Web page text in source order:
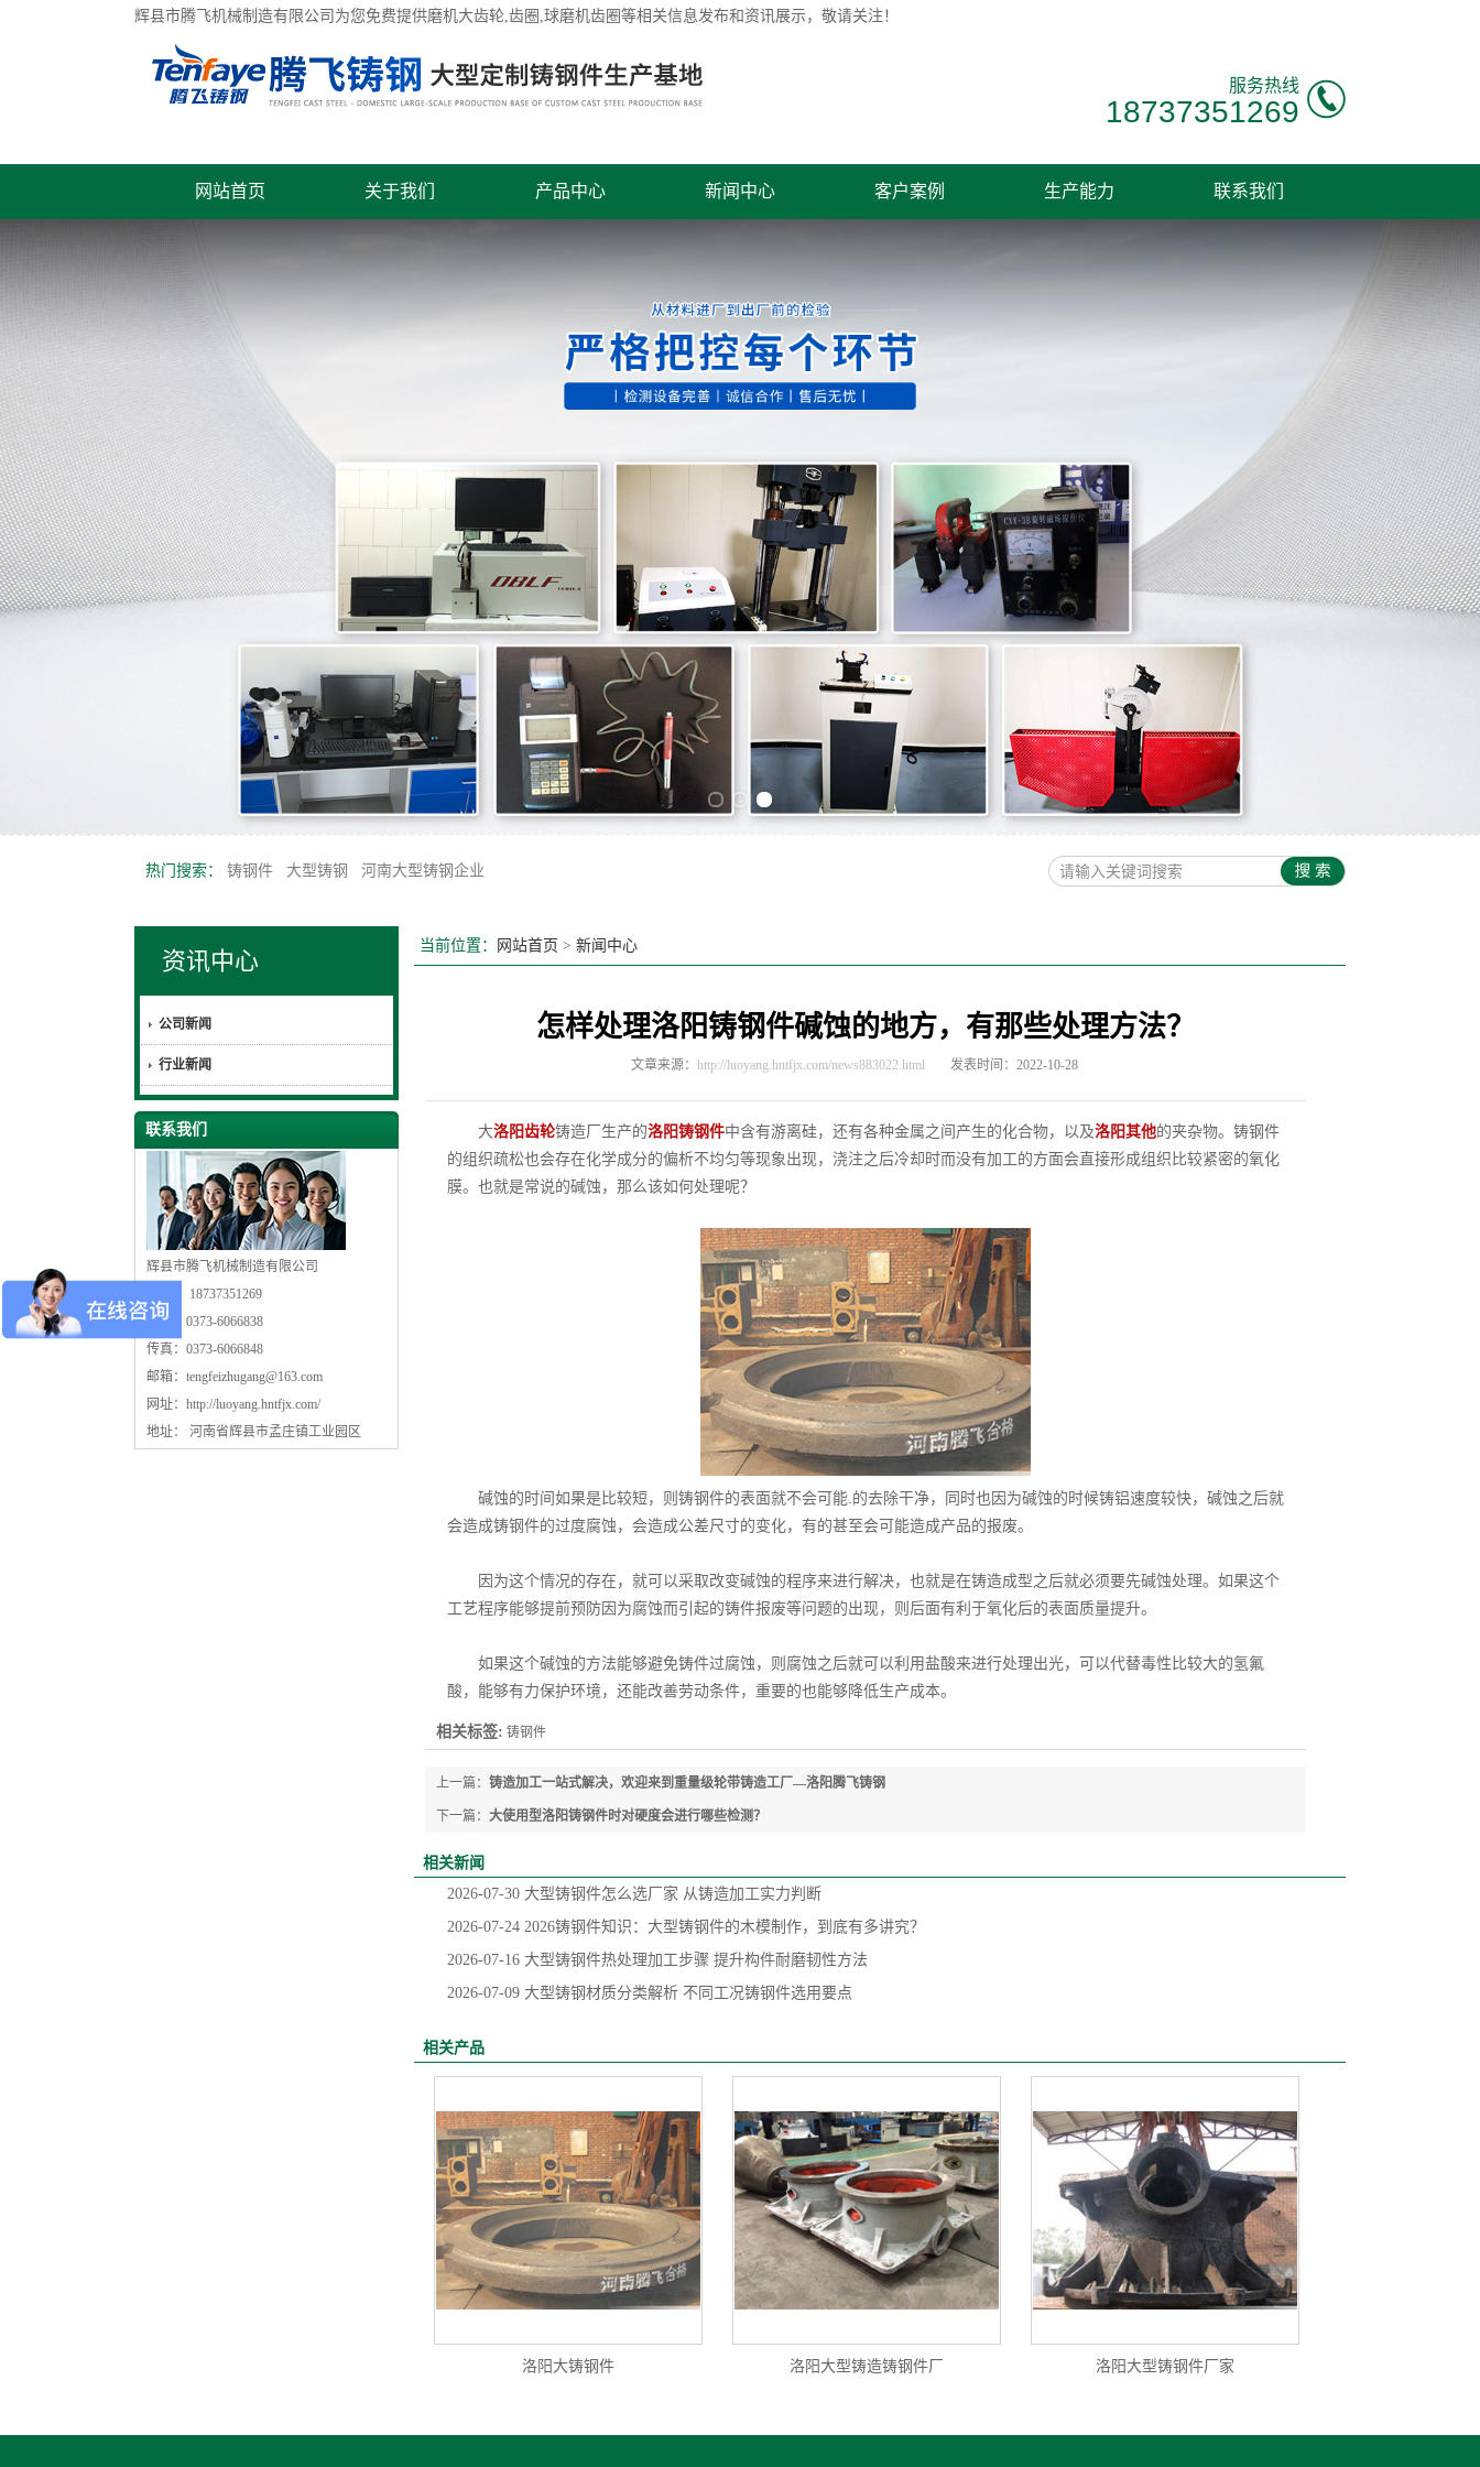
辉县市腾飞机械制造有限公司为您免费提供磨机大齿轮,齿圈,球磨机齿圈等相关信息发布和资讯展示，敬请关注！
服务热线
18737351269
网站首页 关于我们 产品中心 新闻中心 客户案例 生产能力 联系我们
热门搜索： 铸钢件 大型铸钢 河南大型铸钢企业
资讯中心
公司新闻
行业新闻
联系我们
辉县市腾飞机械制造有限公司
手机： 18737351269
电话：0373-6066838
传真：0373-6066848
邮箱： tengfeizhugang@163.com
网址： http://luoyang.hntfjx.com/
地址： 河南省辉县市孟庄镇工业园区
当前位置： 网站首页 > 新闻中心
怎样处理洛阳铸钢件碱蚀的地方，有那些处理方法？
文章来源： http://luoyang.hntfjx.com/news883022.html 发表时间：2022-10-28
大洛阳齿轮铸造厂生产的洛阳铸钢件中含有游离硅，还有各种金属之间产生的化合物，以及洛阳其他的夹杂物。铸钢件
的组织疏松也会存在化学成分的偏析不均匀等现象出现，浇注之后冷却时而没有加工的方面会直接形成组织比较紧密的氧化
膜。也就是常说的碱蚀，那么该如何处理呢？
碱蚀的时间如果是比较短，则铸钢件的表面就不会可能.的去除干净，同时也因为碱蚀的时候铸铝速度较快，碱蚀之后就
会造成铸钢件的过度腐蚀，会造成公差尺寸的变化，有的甚至会可能造成产品的报废。
因为这个情况的存在，就可以采取改变碱蚀的程序来进行解决，也就是在铸造成型之后就必须要先碱蚀处理。如果这个
工艺程序能够提前预防因为腐蚀而引起的铸件报废等问题的出现，则后面有利于氧化后的表面质量提升。
如果这个碱蚀的方法能够避免铸件过腐蚀，则腐蚀之后就可以利用盐酸来进行处理出光，可以代替毒性比较大的氢氟
酸，能够有力保护环境，还能改善劳动条件，重要的也能够降低生产成本。
相关标签: 铸钢件
上一篇： 铸造加工一站式解决，欢迎来到重量级轮带铸造工厂—洛阳腾飞铸钢
下一篇： 大使用型洛阳铸钢件时对硬度会进行哪些检测？
相关新闻
2026-07-30 大型铸钢件怎么选厂家 从铸造加工实力判断
2026-07-24 2026铸钢件知识：大型铸钢件的木模制作，到底有多讲究？
2026-07-16 大型铸钢件热处理加工步骤 提升构件耐磨韧性方法
2026-07-09 大型铸钢材质分类解析 不同工况铸钢件选用要点
相关产品
洛阳大铸钢件 洛阳大型铸造铸钢件厂 洛阳大型铸钢件厂家